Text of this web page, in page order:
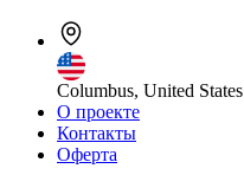
Columbus, United States
О проекте
Контакты
Оферта